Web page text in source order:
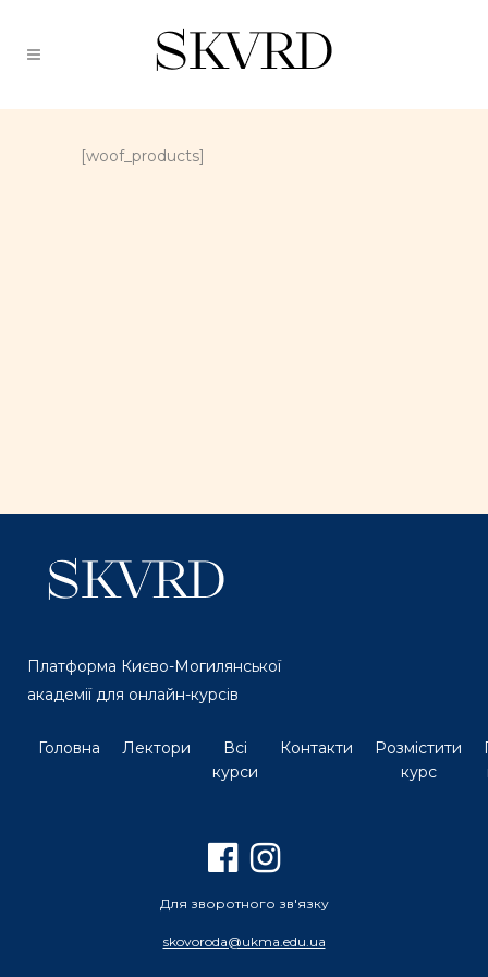
[woof_products]
Платформа Києво-Могилянської
академії для онлайн-курсів
Головна Лектори
Всі
курси
Контакти
Розмістити
курс
Для зворотного зв'язку
skovoroda@ukma.edu.ua